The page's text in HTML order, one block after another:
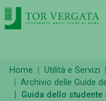
Home Utilità e Servizi
Archivio delle Guide
Guida dello studente